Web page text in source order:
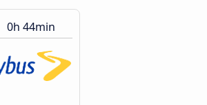
0h 44min